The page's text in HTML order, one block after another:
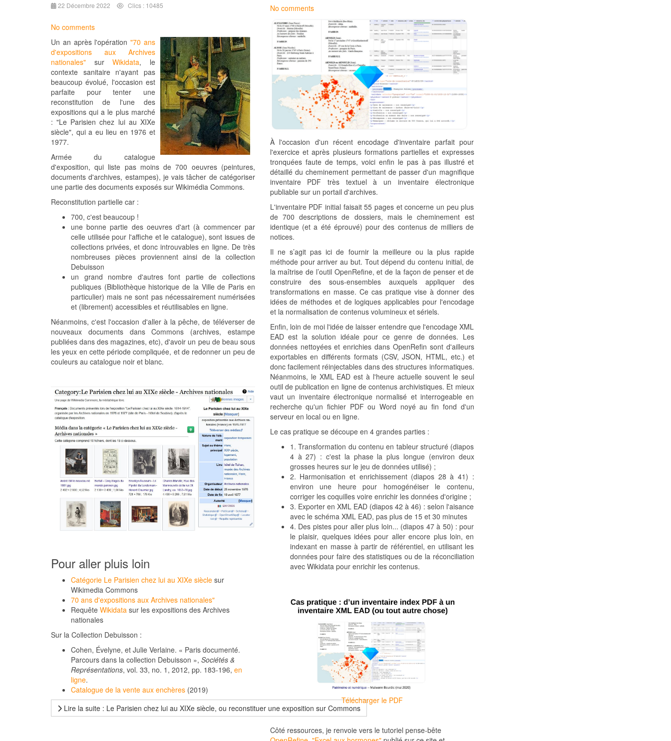
22 Décembre 2022 Clics : 10485
No comments
Un an après l'opération "70 ans
d'expositions aux Archives
nationales" surWikidata, le
contexte sanitaire n'ayant pas
beaucoup évolué, l'occasion est
parfaite pour tenter une
reconstitution de l'une des
expositions qui a le plus marché
:"Le Parisien chez lui au XIXe
siècle", qui a eu lieu en 1976 et
1977.
Armée du catalogue
d'exposition, qui liste pas moins de 700 oeuvres (peintures,
documents d'archives, estampes), je vais tâcher de catégoriser
une partie des documents exposés sur Wikimédia Commons.
Reconstitution partielle car :
700, c'est beaucoup !
une bonne partie des oeuvres d'art (à commencer par
celle utilisée pour l'affiche et le catalogue), sont issues de
collections privées, et donc introuvables en ligne. De très
nombreuses pièces proviennent ainsi de la collection
Debuisson
un grand nombre d'autres font partie de collections
publiques (Bibliothèque historique de la Ville de Paris en
particulier) mais ne sont pas nécessairement numérisées
et (librement) accessibles et réutilisables en ligne.
Néanmoins, c'est l'occasion d'aller à la pêche, de téléverser de
nouveaux documents dans Commons (archives, estampe
publiées dans des magazines, etc), d'avoir un peu de beau sous
les yeux en cette période compliquée, et de redonner un peu de
couleurs au catalogue noir et blanc.
Pour aller pluis loin
Catégorie Le Parisien chez lui au XIXe siècle sur
Wikimedia Commons
70 ans d'expositions aux Archives nationales"
Requête Wikidata sur les expositions des Archives
nationales
Sur la Collection Debuisson :
Cohen, Évelyne, et Julie Verlaine. « Paris documenté.
Parcours dans la collection Debuisson », Sociétés &
Représentations, vol. 33, no. 1, 2012, pp. 183-196, en
ligne.
Catalogue de la vente aux enchères (2019)
Lire la suite : Le Parisien chez lui au XIXe siècle, ou reconstituer une exposition sur Commons
No comments
À l'occasion d'un récent encodage d'inventaire parfait pour
l'exercice et après plusieurs formations partielles et expresses
tronquées faute de temps, voici enfin le pas à pas illustré et
détaillé du cheminement permettant de passer d'un magnifique
inventaire PDF très textuel à un inventaire électronique
publiable sur un portail d'archives.
L'inventaire PDF initial faisait 55 pages et concerne un peu plus
de 700 descriptions de dossiers, mais le cheminement est
identique (et a été éprouvé) pour des contenus de milliers de
notices.
Il ne s’agit pas ici de fournir la meilleure ou la plus rapide
méthode pour arriver au but. Tout dépend du contenu initial, de
la maîtrise de l’outil OpenRefine, et de la façon de penser et de
construire des sous-ensembles auxquels appliquer des
transformations en masse. Ce cas pratique vise à donner des
idées de méthodes et de logiques applicables pour l'encodage
et la normalisation de contenus volumineux et sériels.
Enfin, loin de moi l'idée de laisser entendre que l'encodage XML
EAD est la solution idéale pour ce genre de données. Les
données nettoyées et enrichies dans OpenRefin sont d'ailleurs
exportables en différents formats (CSV, JSON, HTML, etc.) et
donc facilement réinjectables dans des structures informatiques.
Néanmoins, le XML EAD est à l'heure actuelle souvent le seul
outil de publication en ligne de contenus archivistiques. Et mieux
vaut un inventaire électronique normalisé et interrogeable en
recherche qu'un fichier PDF ou Word noyé au fin fond d'un
serveur en local ou en ligne.
Le cas pratique se découpe en 4 grandes parties :
1. Transformation du contenu en tableur structuré (diapos
4 à 27) : c'est la phase la plus longue (environ deux
grosses heures sur le jeu de données utilisé) ;
2. Harmonisation et enrichissement (diapos 28 à 41) :
environ une heure pour homogénéiser le contenu,
corriger les coquilles voire enrichir les données d'origine ;
3. Exporter en XML EAD (diapos 42 à 46) : selon l'aisance
avec le schéma XML EAD, pas plus de 15 et 30 minutes
4. Des pistes pour aller plus loin... (diapos 47 à 50) : pour
le plaisir, quelques idées pour aller encore plus loin, en
indexant en masse à partir de référentiel, en utilisant les
données pour faire des statistiques ou de la réconciliation
avec Wikidata pour enrichir les contenus.
Télécharger le PDF
Côté ressources, je renvoie vers le tutoriel pense-bête